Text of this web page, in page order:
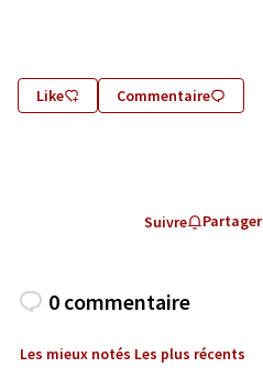
Like Commentaire
Suivre Partager
0 commentaire
Les mieux notés Les plus récents